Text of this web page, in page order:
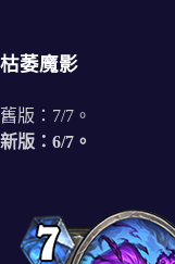
枯萎魔影
舊版：7/7。
新版：6/7。